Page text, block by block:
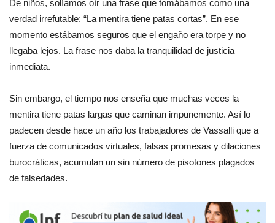
De niños, solíamos oír una frase que tomábamos como una
verdad irrefutable: “La mentira tiene patas cortas”. En ese
momento estábamos seguros que el engaño era torpe y no
llegaba lejos. La frase nos daba la tranquilidad de justicia
inmediata.
Sin embargo, el tiempo nos enseña que muchas veces la
mentira tiene patas largas que caminan impunemente. Así lo
padecen desde hace un año los trabajadores de Vassalli que a
fuerza de comunicados virtuales, falsas promesas y dilaciones
burocráticas, acumulan un sin número de pisotones plagados
de falsedades.